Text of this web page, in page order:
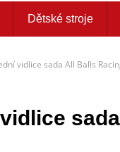
Dětské stroje
vidlice sada All Balls